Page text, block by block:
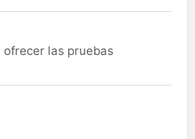
las pruebas